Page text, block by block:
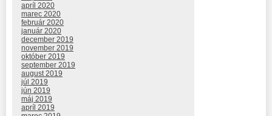
apríl 2020
marec 2020
február 2020
január 2020
december 2019
november 2019
október 2019
september 2019
august 2019
júl 2019
jún 2019
máj 2019
apríl 2019